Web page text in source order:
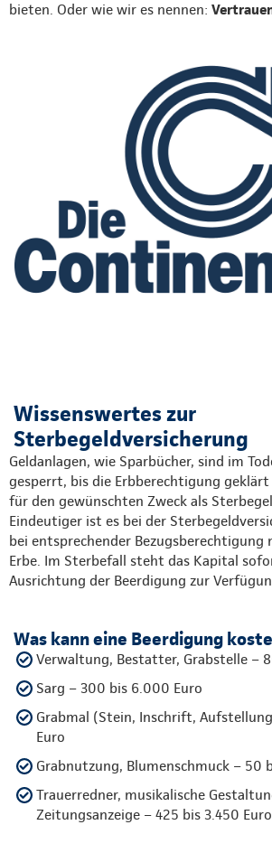
bieten. Oder wie wir es nennen:
Wissenswertes zur
Sterbegeldversicherung
Geldanlagen, wie Sparbücher, sind im
gesperrt, bis die Erbberechtigung
für den gewünschten Zweck als
Eindeutiger ist es bei der
bei entsprechender Bezugsberechtigung
Erbe. Im Sterbefall steht das Kapital
Ausrichtung der Beerdigung zur
Was kann eine Beerdigung
Verwaltung, Bestatter, Grabstelle –
Sarg – 300 bis 6.000 Euro
Grabmal (Stein, Inschrift,
Euro
Grabnutzung, Blumenschmuck – 50
Trauerredner, musikalische
Zeitungsanzeige – 425 bis 3.450 Euro